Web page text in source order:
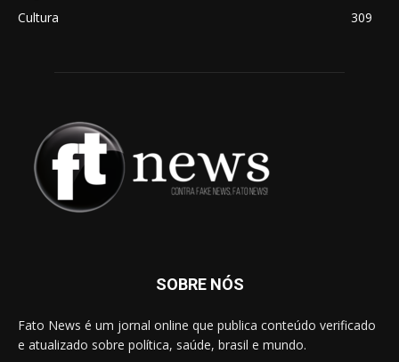
Cultura
309
SOBRE NÓS
Fato News é um jornal online que publica conteúdo verificado
e atualizado sobre política, saúde, brasil e mundo.